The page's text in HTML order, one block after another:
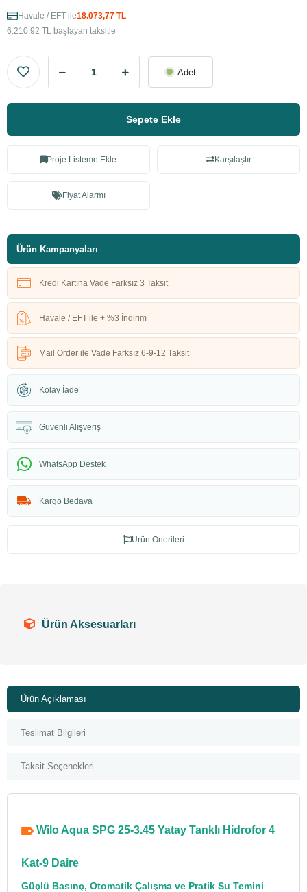
Havale / EFT ile18.073,77 TL
6.210,92 TL başlayan taksitle
Adet
Sepete Ekle
Proje Listeme Ekle Karşılaştır
Fiyat Alarmı
Ürün Kampanyaları
Kredi Kartına Vade Farksız 3 Taksit
Havale / EFT ile + %3 İndirim
Mail Order ile Vade Farksız 6-9-12 Taksit
Kolay İade
Güvenli Alışveriş
WhatsApp Destek
Kargo Bedava
Ürün Önerileri
Ürün Aksesuarları
Ürün Açıklaması
Teslimat Bilgileri
Taksit Seçenekleri
Wilo Aqua SPG 25-3.45 Yatay Tanklı Hidrofor 4
Kat-9 Daire
Güçlü Basınç, Otomatik Çalışma ve Pratik Su Temini